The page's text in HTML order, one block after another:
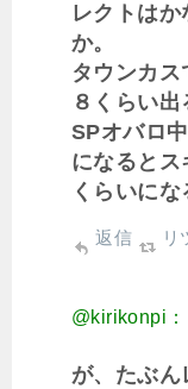
レクトは
か。
タウンカス
８くらい出
SPオバロ
になるとス
くらいにな
返信 リ
@kirikonpi：
が、たぶん